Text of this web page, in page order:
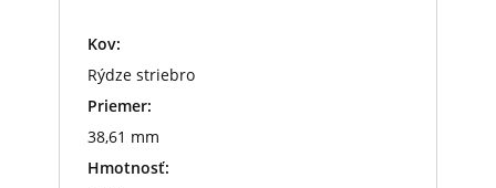
Kov:
Rýdze striebro
Priemer:
38,61 mm
Hmotnosť: